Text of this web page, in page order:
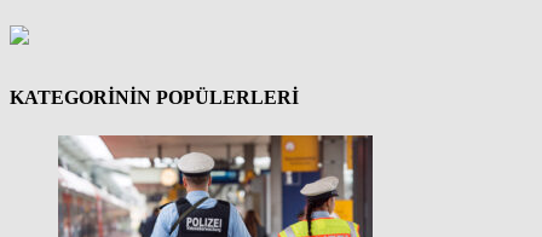
KATEGORİNİN POPÜLERLERİ